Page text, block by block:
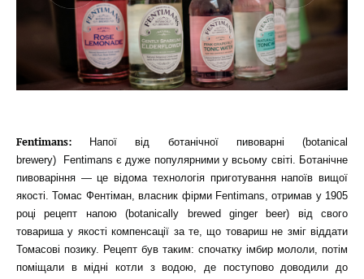
Fentimans:
Напої від ботанічної пивоварні (botanical
brewery)
Fentimans є дуже популярними у всьому світі. Ботанічне
пивоваріння — це відома технологія приготування напоїв вищої
якості. Томас Фентіман, власник фірми Fentimans, отримав у 1905
році рецепт напою (botanically brewed ginger beer) від свого
товариша у якості компенсації за те, що товариш не зміг віддати
Томасові позику. Рецепт був таким: спочатку імбир мололи, потім
поміщали в мідні котли з водою, де поступово доводили до